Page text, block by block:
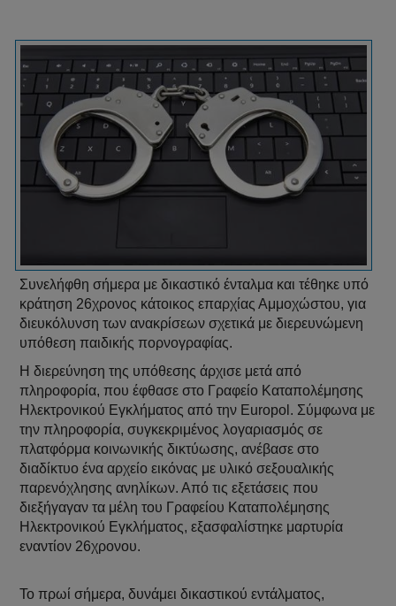
Συνελήφθη σήμερα με δικαστικό ένταλμα και τέθηκε υπό
κράτηση 26χρονος κάτοικος επαρχίας Αμμοχώστου, για
διευκόλυνση των ανακρίσεων σχετικά με διερευνώμενη
υπόθεση παιδικής πορνογραφίας.
Η διερεύνηση της υπόθεσης άρχισε μετά από
πληροφορία, που έφθασε στο Γραφείο Καταπολέμησης
Ηλεκτρονικού Εγκλήματος από την Europol. Σύμφωνα με
την πληροφορία, συγκεκριμένος λογαριασμός σε
πλατφόρμα κοινωνικής δικτύωσης, ανέβασε στο
διαδίκτυο ένα αρχείο εικόνας με υλικό σεξουαλικής
παρενόχλησης ανηλίκων. Από τις εξετάσεις που
διεξήγαγαν τα μέλη του Γραφείου Καταπολέμησης
Ηλεκτρονικού Εγκλήματος, εξασφαλίστηκε μαρτυρία
εναντίον 26χρονου.
Το πρωί σήμερα, δυνάμει δικαστικού εντάλματος,